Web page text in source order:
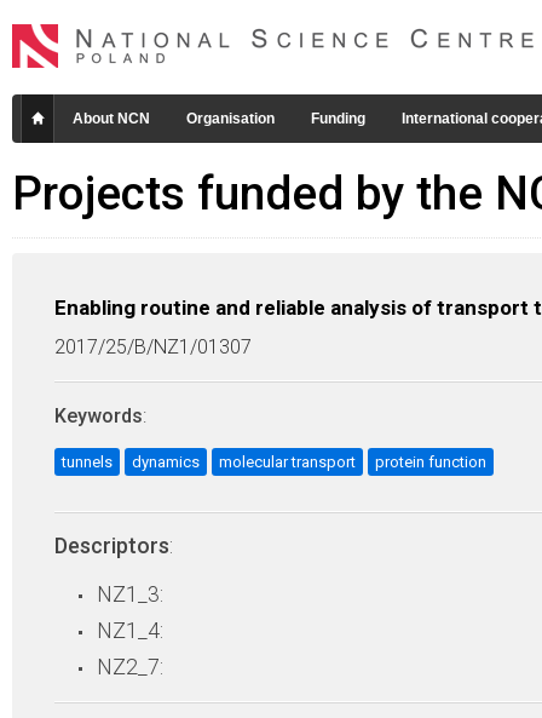
About NCN Organisation Funding International
Projects funded by the
Enabling routine and reliable analysis of transport
2017/25/B/NZ1/01307
Keywords:
tunnels dynamics molecular transport protein function
Descriptors:
NZ1_3:
NZ1_4:
NZ2_7: